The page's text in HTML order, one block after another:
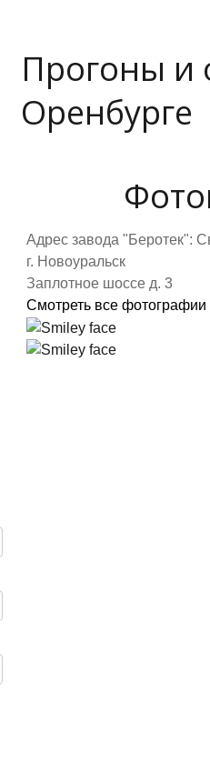
Прогоны и
Оренбурге
Адрес завода "Беротек":
г. Новоуральск
Заплотное шоссе д. 3
Смотреть все фотографии